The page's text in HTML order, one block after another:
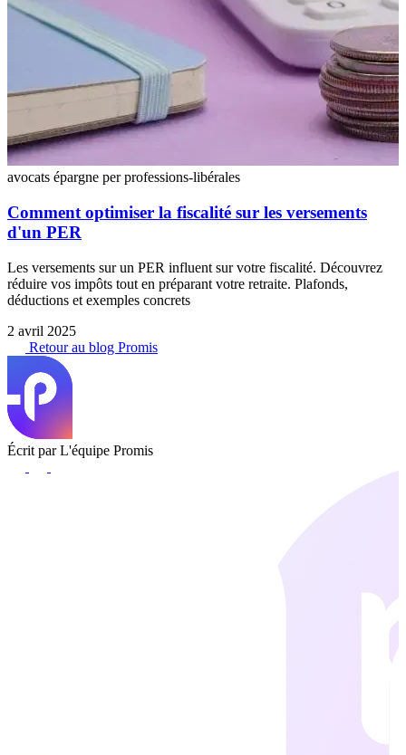
avocats épargne perprofessions-libérales
Comment optimiser la fiscalité sur les versements
d'un PER
Les versements sur un PER influent sur votre fiscalité. Découvrez
réduire vos impôts tout en préparant votre retraite. Plafonds,
déductions et exemples concrets
2 avril 2025
Retour au blog Promis
Écrit par L'équipe Promis